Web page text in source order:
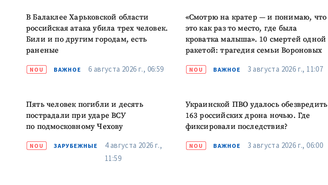
В Балаклее Харьковской области
российская атака убила трех человек.
Били и по другим городам, есть
раненые
NOU ВАЖНОЕ 6 августа 2026 г., 06:59
Пять человек погибли и десять
пострадали при ударе ВСУ
по подмосковному Чехову
NOU ЗАРУБЕЖНЫЕ
4 августа 2026 г.,
11:59
«Смотрю на кратер — и понимаю, что
это как раз то место, где была
кроватка малыша». 10 смертей одной
ракетой: трагедия семьи Вороновых
NOU ВАЖНОЕ 3 августа 2026 г., 11:07
Украинской ПВО удалось обезвредить
163 российских дрона ночью. Где
фиксировали последствия?
NOU ВАЖНОЕ 3 августа 2026 г., 06:00